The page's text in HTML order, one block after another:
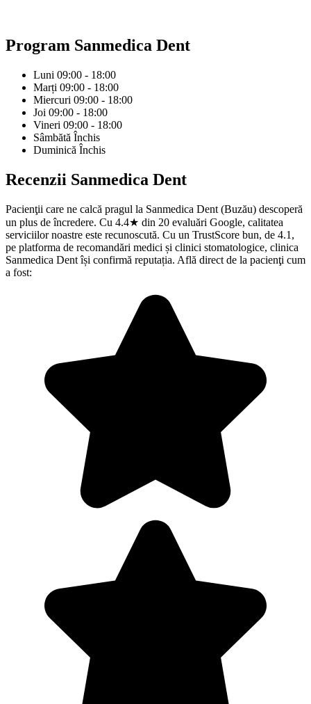
Program Sanmedica Dent
Luni 09:00 - 18:00
Marți 09:00 - 18:00
Miercuri 09:00 - 18:00
Joi 09:00 - 18:00
Vineri 09:00 - 18:00
Sâmbătă Închis
Duminică Închis
Recenzii Sanmedica Dent
Pacienţii care ne calcă pragul la Sanmedica Dent (Buzău) descoperă
un plus de încredere. Cu 4.4★ din 20 evaluări Google, calitatea
serviciilor noastre este recunoscută. Cu un TrustScore bun, de 4.1,
pe platforma de recomandări medici și clinici stomatologice, clinica
Sanmedica Dent își confirmă reputația. Află direct de la pacienţi cum
a fost: